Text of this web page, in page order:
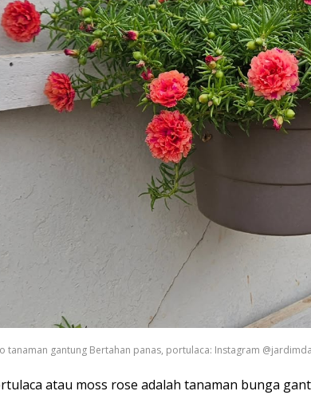
tanaman gantung Bertahan panas, portulaca: Instagram
atau moss rose adalah tanaman bunga